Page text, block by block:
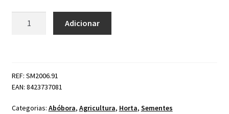
Adicionar
REF: SM2006.91
EAN: 8423737081
Categorias: Abóbora, Agricultura, Horta, Sementes